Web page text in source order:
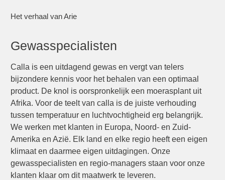
Het verhaal van Arie
Gewasspecialisten
Calla is een uitdagend gewas en vergt van telers
bijzondere kennis voor het behalen van een optimaal
product. De knol is oorspronkelijk een moerasplant uit
Afrika. Voor de teelt van calla is de juiste verhouding
tussen temperatuur en luchtvochtigheid erg belangrijk.
We werken met klanten in Europa, Noord- en Zuid-
Amerika en Azië. Elk land en elke regio heeft een eigen
klimaat en daarmee eigen uitdagingen. Onze
gewasspecialisten en regio-managers staan voor onze
klanten klaar om dit maatwerk te leveren.